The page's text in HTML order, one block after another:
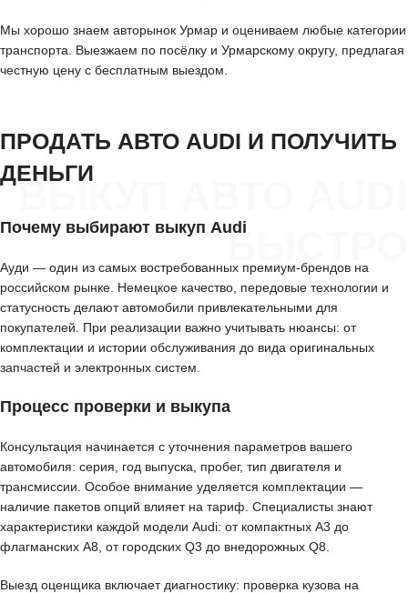
Мы хорошо знаем авторынок Урмар и оцениваем любые категории
транспорта. Выезжаем по посёлку и Урмарскому округу, предлагая
честную цену с бесплатным выездом.
ВЫКУП АВТО AUDI
БЫСТРО
ПРОДАТЬ АВТО AUDI И ПОЛУЧИТЬ
ДЕНЬГИ
Почему выбирают выкуп Audi
Ауди — один из самых востребованных премиум-брендов на
российском рынке. Немецкое качество, передовые технологии и
статусность делают автомобили привлекательными для
покупателей. При реализации важно учитывать нюансы: от
комплектации и истории обслуживания до вида оригинальных
запчастей и электронных систем.
Процесс проверки и выкупа
Консультация начинается с уточнения параметров вашего
автомобиля: серия, год выпуска, пробег, тип двигателя и
трансмиссии. Особое внимание уделяется комплектации —
наличие пакетов опций влияет на тариф. Специалисты знают
характеристики каждой модели Audi: от компактных A3 до
флагманских A8, от городских Q3 до внедорожных Q8.
Выезд оценщика включает диагностику: проверка кузова на